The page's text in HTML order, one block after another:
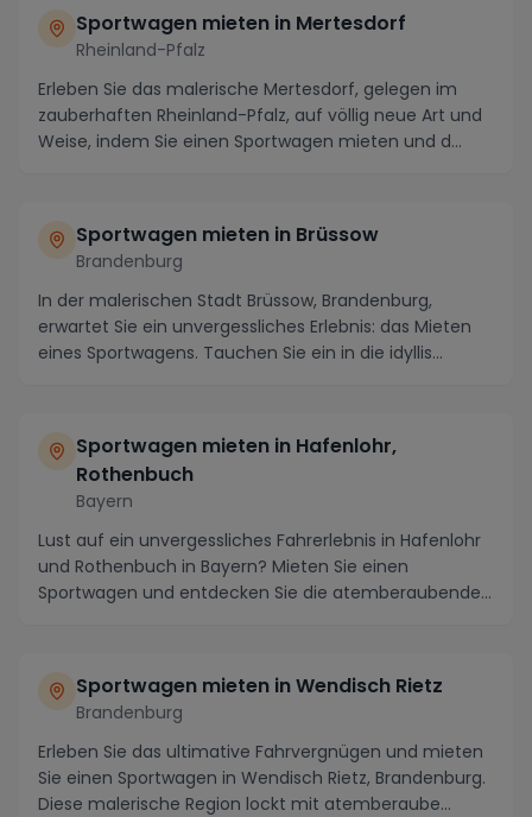
Sportwagen mieten in Mertesdorf
Rheinland-Pfalz
Erleben Sie das malerische Mertesdorf, gelegen im
zauberhaften Rheinland-Pfalz, auf völlig neue Art und
Weise, indem Sie einen Sportwagen mieten und d...
Sportwagen mieten in Brüssow
Brandenburg
In der malerischen Stadt Brüssow, Brandenburg,
erwartet Sie ein unvergessliches Erlebnis: das Mieten
eines Sportwagens. Tauchen Sie ein in die idyllis...
Sportwagen mieten in Hafenlohr,
Rothenbuch
Bayern
Lust auf ein unvergessliches Fahrerlebnis in Hafenlohr
und Rothenbuch in Bayern? Mieten Sie einen
Sportwagen und entdecken Sie die atemberaubende
Sportwagen mieten in Wendisch Rietz
Brandenburg
Erleben Sie das ultimative Fahrvergnügen und mieten
Sie einen Sportwagen in Wendisch Rietz, Brandenburg.
Diese malerische Region lockt mit atemberaube...